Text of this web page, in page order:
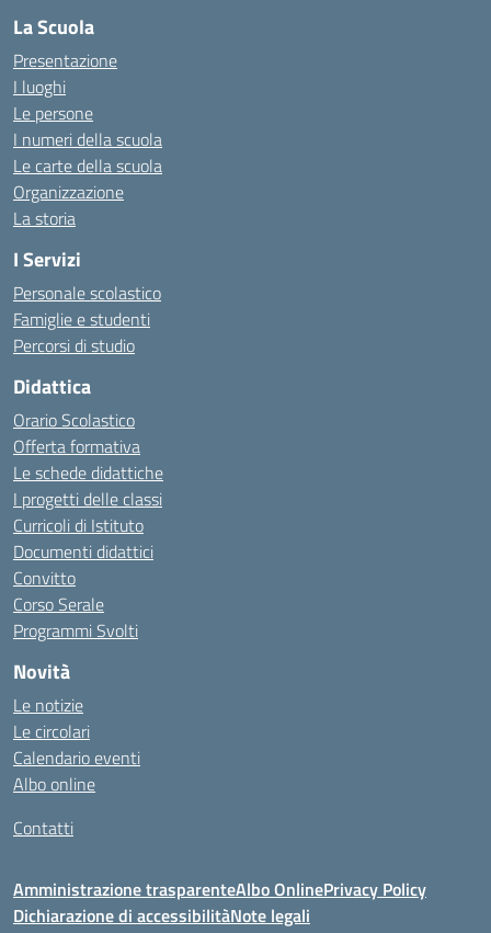
La Scuola
Presentazione
I luoghi
Le persone
I numeri della scuola
Le carte della scuola
Organizzazione
La storia
I Servizi
Personale scolastico
Famiglie e studenti
Percorsi di studio
Didattica
Orario Scolastico
Offerta formativa
Le schede didattiche
I progetti delle classi
Curricoli di Istituto
Documenti didattici
Convitto
Corso Serale
Programmi Svolti
Novità
Le notizie
Le circolari
Calendario eventi
Albo online
Contatti
Amministrazione trasparenteAlbo OnlinePrivacy Policy
Dichiarazione di accessibilitàNote legali